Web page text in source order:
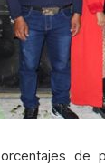
de